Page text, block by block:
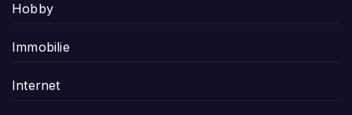
Hobby
Immobilie
Internet